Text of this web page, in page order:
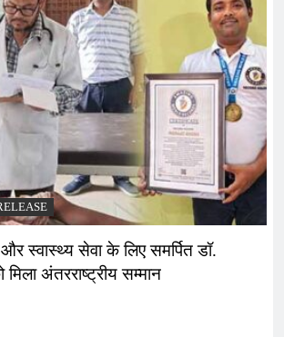
और स्वास्थ्य सेवा के लिए समर्पित डॉ.
अंतरराष्ट्रीय सम्मान